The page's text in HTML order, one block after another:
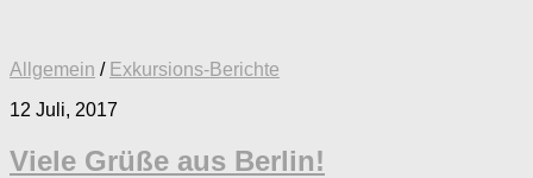
Allgemein / Exkursions-Berichte
12 Juli, 2017
Viele Grüße aus Berlin!